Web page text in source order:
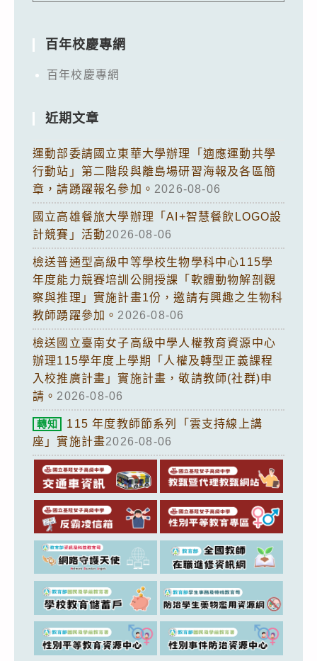
百年校慶專網
百年校慶專網
近期文章
運動部委請國立東華大學辦理「適應運動共學
行動站」第二階段與離島場研習海報及各區簡
章，請踴躍報名參加。 2026-08-06
國立高雄餐旅大學辦理「AI+智慧餐飲LOGO設
計競賽」活動2026-08-06
檢送普通型高級中等學校生物學科中心115學
年度能力競賽培訓公開授課「軟體動物解剖觀
察與推理」實施計畫1份，邀請有興趣之生物科
教師踴躍參加。 2026-08-06
檢送國立臺南女子高級中學人權教育資源中心
辦理115學年度上學期「人權及轉型正義課程
入校推廣計畫」實施計畫，敬請教師(社群)申
請。 2026-08-06
轉知
115 年度教師節系列「雲支持線上講
座」實施計畫2026-08-06